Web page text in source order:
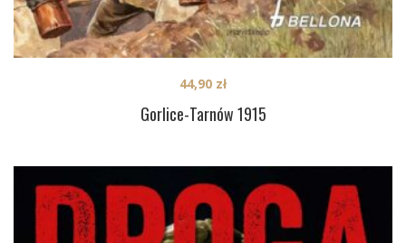
Gorlice-Tarnów 1915
44,90 zł